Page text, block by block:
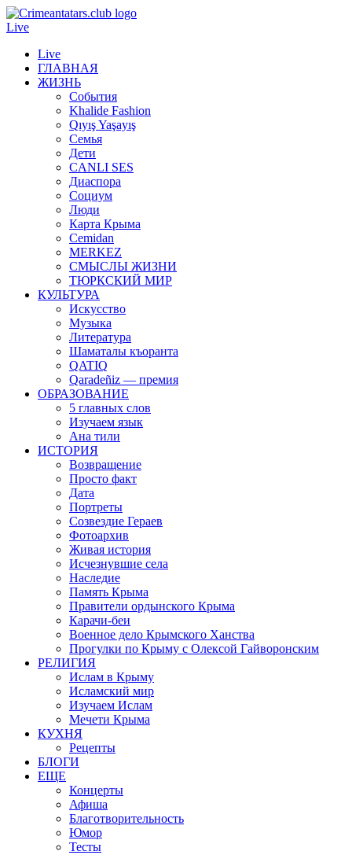
Live
Live
ГЛАВНАЯ
ЖИЗНЬ
События
Khalide Fashion
Qıyış Yaşayış
Семья
Дети
CANLI SES
Диаспора
Социум
Люди
Карта Крыма
Cemidan
МERKEZ
СМЫСЛЫ ЖИЗНИ
ТЮРКСКИЙ МИР
КУЛЬТУРА
Искусство
Музыка
Литература
Шаматалы къоранта
QATIQ
Qaradeñiz — премия
ОБРАЗОВАНИЕ
5 главных слов
Изучаем язык
Ана тили
ИСТОРИЯ
Возвращение
Просто факт
Дата
Портреты
Созвездие Гераев
Фотоархив
Живая история
Исчезнувшие села
Наследие
Память Крыма
Правители ордынского Крыма
Карачи-беи
Военное дело Крымского Ханства
Прогулки по Крыму с Олексой Гайворонским
РЕЛИГИЯ
Ислам в Крыму
Исламский мир
Изучаем Ислам
Мечети Крыма
КУХНЯ
Рецепты
БЛОГИ
ЕЩЕ
Концерты
Афиша
Благотворительность
Юмор
Тесты